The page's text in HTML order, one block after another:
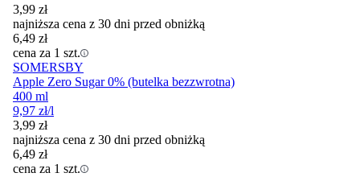
3,99 zł
najniższa cena z 30 dni przed obniżką
6,49 zł
cena za 1 szt.
SOMERSBY
Apple Zero Sugar 0% (butelka bezzwrotna)
400 ml
9,97 zł/l
3,99 zł
najniższa cena z 30 dni przed obniżką
6,49 zł
cena za 1 szt.